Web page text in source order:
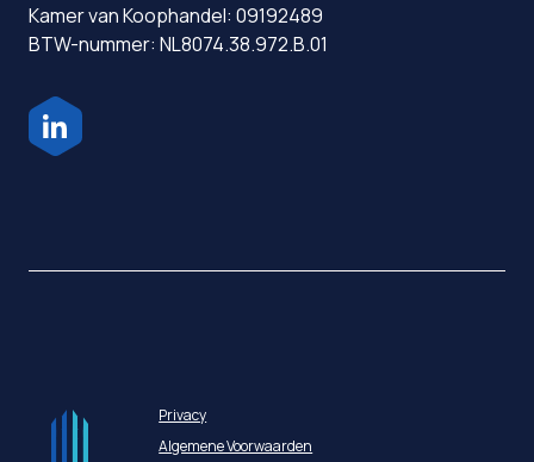
Kamer van Koophandel: 09192489
BTW-nummer: NL8074.38.972.B.01
Privacy
Algemene Voorwaarden